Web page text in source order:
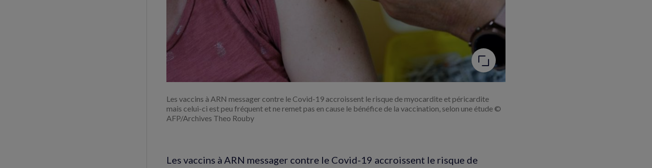
Les vaccins à ARN messager contre le Covid-19 accroissent le risque de myocardite et péricardite
mais celui-ci est peu fréquent et ne remet pas en cause le bénéfice de la vaccination, selon une étude ©
AFP/Archives Theo Rouby
Les vaccins à ARN messager contre le Covid-19 accroissent le risque de